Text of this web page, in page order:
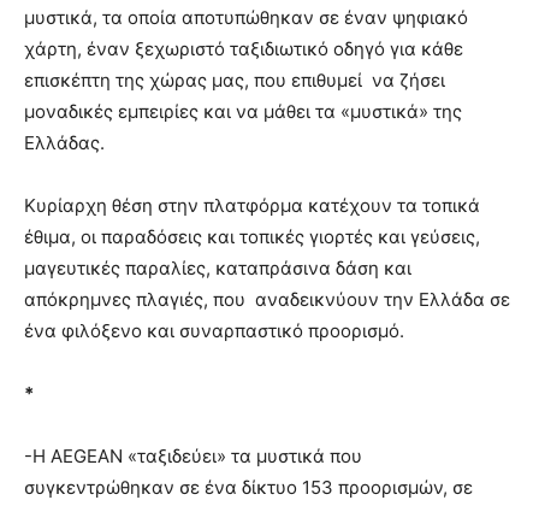
μυστικά, τα οποία αποτυπώθηκαν σε έναν ψηφιακό
χάρτη, έναν ξεχωριστό ταξιδιωτικό οδηγό για κάθε
επισκέπτη της χώρας μας, που επιθυμεί να ζήσει
μοναδικές εμπειρίες και να μάθει τα «μυστικά» της
Ελλάδας.
Κυρίαρχη θέση στην πλατφόρμα κατέχουν τα τοπικά
έθιμα, οι παραδόσεις και τοπικές γιορτές και γεύσεις,
μαγευτικές παραλίες, καταπράσινα δάση και
απόκρημνες πλαγιές, που αναδεικνύουν την Ελλάδα σε
ένα φιλόξενο και συναρπαστικό προορισμό.
*
-Η AEGEAN «ταξιδεύει» τα μυστικά που
συγκεντρώθηκαν σε ένα δίκτυο 153 προορισμών, σε